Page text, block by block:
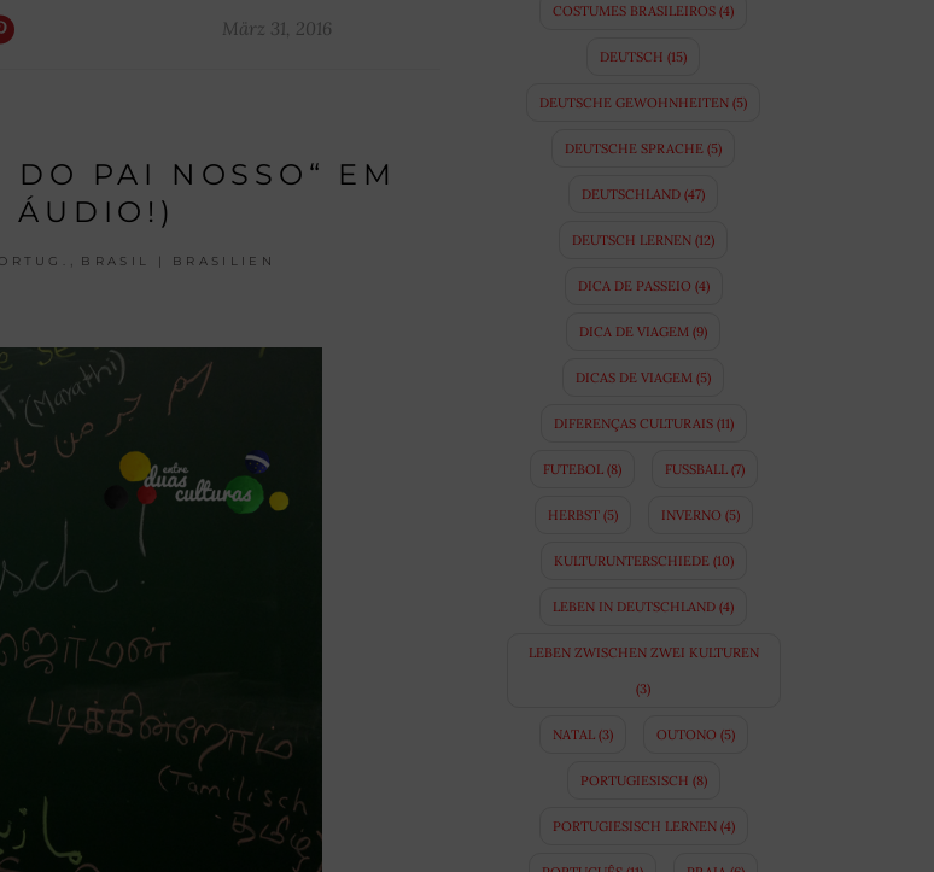
März 31, 2016
DO PAI NOSSO“ EM
ÁUDIO!)
BRASIL | BRASILIEN
COSTUMES BRASILEIROS (4)
DEUTSCH (15)
DEUTSCHE GEWOHNHEITEN (5)
DEUTSCHE SPRACHE (5)
DEUTSCHLAND (47)
DEUTSCH LERNEN (12)
DICA DE PASSEIO (4)
DICA DE VIAGEM (9)
DICAS DE VIAGEM (5)
DIFERENÇAS CULTURAIS(11)
FUTEBOL(8) FUSSBALL (7)
HERBST(5) INVERNO (5)
KULTURUNTERSCHIEDE(10)
LEBEN IN DEUTSCHLAND (4)
LEBEN ZWISCHEN ZWEI KULTUREN
(3)
NATAL(3) OUTONO (5)
PORTUGIESISCH (8)
PORTUGIESISCH LERNEN(4)